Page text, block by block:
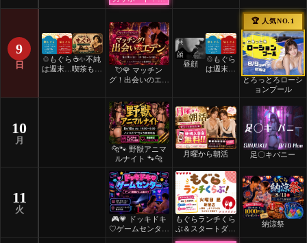
🔰
9
日
♲もぐら
は週末祝
☕️✨不純
喫茶もぐ
💘🌹 マッチン
グ！出会いのエデ
昼顔
♲もぐら
は週末祝
🏆 人気NO.1
とろっとろローシ
ョンプール
10
月
🐆🐾 野獣アニマ
ルナイト 🐾🐆
月曜から朝活 足〇キバニー
11
火
🎮💗 ドッキドキ
♡ゲームセンター
💗🎮
もぐらランチくら
ぶ＆スタートダッ
シュ
納涼祭